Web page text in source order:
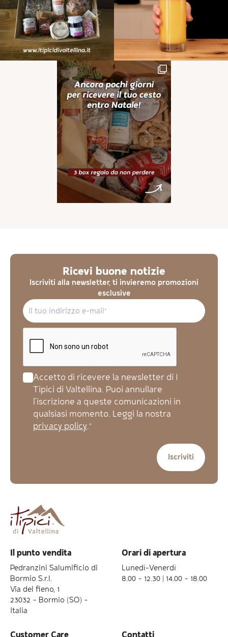
Ricevi buone notizie
Iscriviti alla newsletter, ti invieremo promozioni
esclusive
Accetto di ricevere la newsletter di I
Tipici di Valtellina. Puoi annullare
l'iscrizione a queste comunicazioni in
qualsiasi momento. Leggi la nostra
privacy policy.*
Il punto vendita
Pedranzini Salumificio di
Bormio S.r.l.
Via del fieno, 1
23032 – Bormio (SO) –
Italia
Orari di apertura
Lunedì-Venerdì
8.00 – 12.30 | 14.00 – 18.00